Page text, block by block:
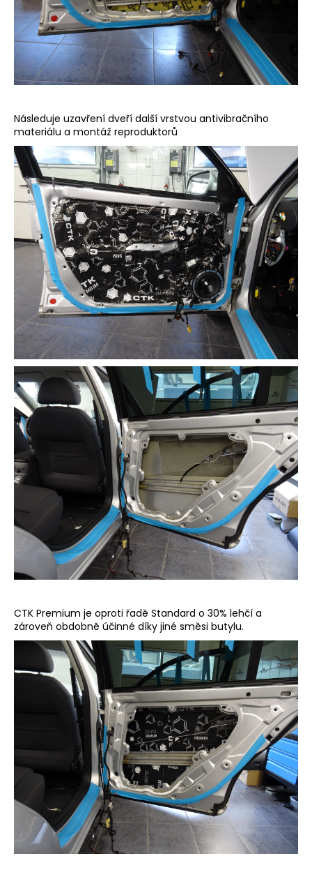
Následuje uzavření dveří další vrstvou antivibračního
materiálu a montáž reproduktorů
CTK Premium je oproti řadě Standard o 30% lehčí a
zároveň obdobně účinné díky jiné směsi butylu.